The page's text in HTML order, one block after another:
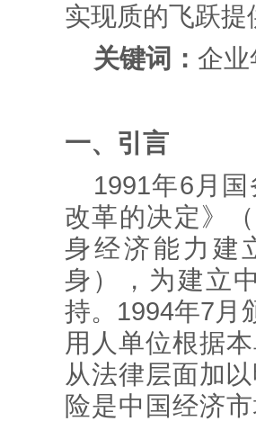
实现质的飞跃
关键词：企业
一、引言
1991年6月
改革的决定》
身经济能力建
身），为建立
持。1994年7月
用人单位根据
从法律层面加
险是中国经济